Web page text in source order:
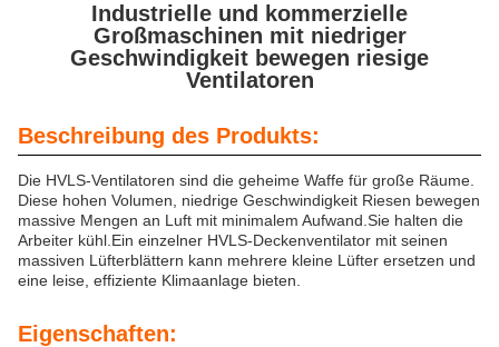
Industrielle und kommerzielle
Großmaschinen mit niedriger
Geschwindigkeit bewegen riesige
Ventilatoren
Beschreibung des Produkts:
Die HVLS-Ventilatoren sind die geheime Waffe für große Räume.
Diese hohen Volumen, niedrige Geschwindigkeit Riesen bewegen
massive Mengen an Luft mit minimalem Aufwand.Sie halten die
Arbeiter kühl.Ein einzelner HVLS-Deckenventilator mit seinen
massiven Lüfterblättern kann mehrere kleine Lüfter ersetzen und
eine leise, effiziente Klimaanlage bieten.
Eigenschaften: